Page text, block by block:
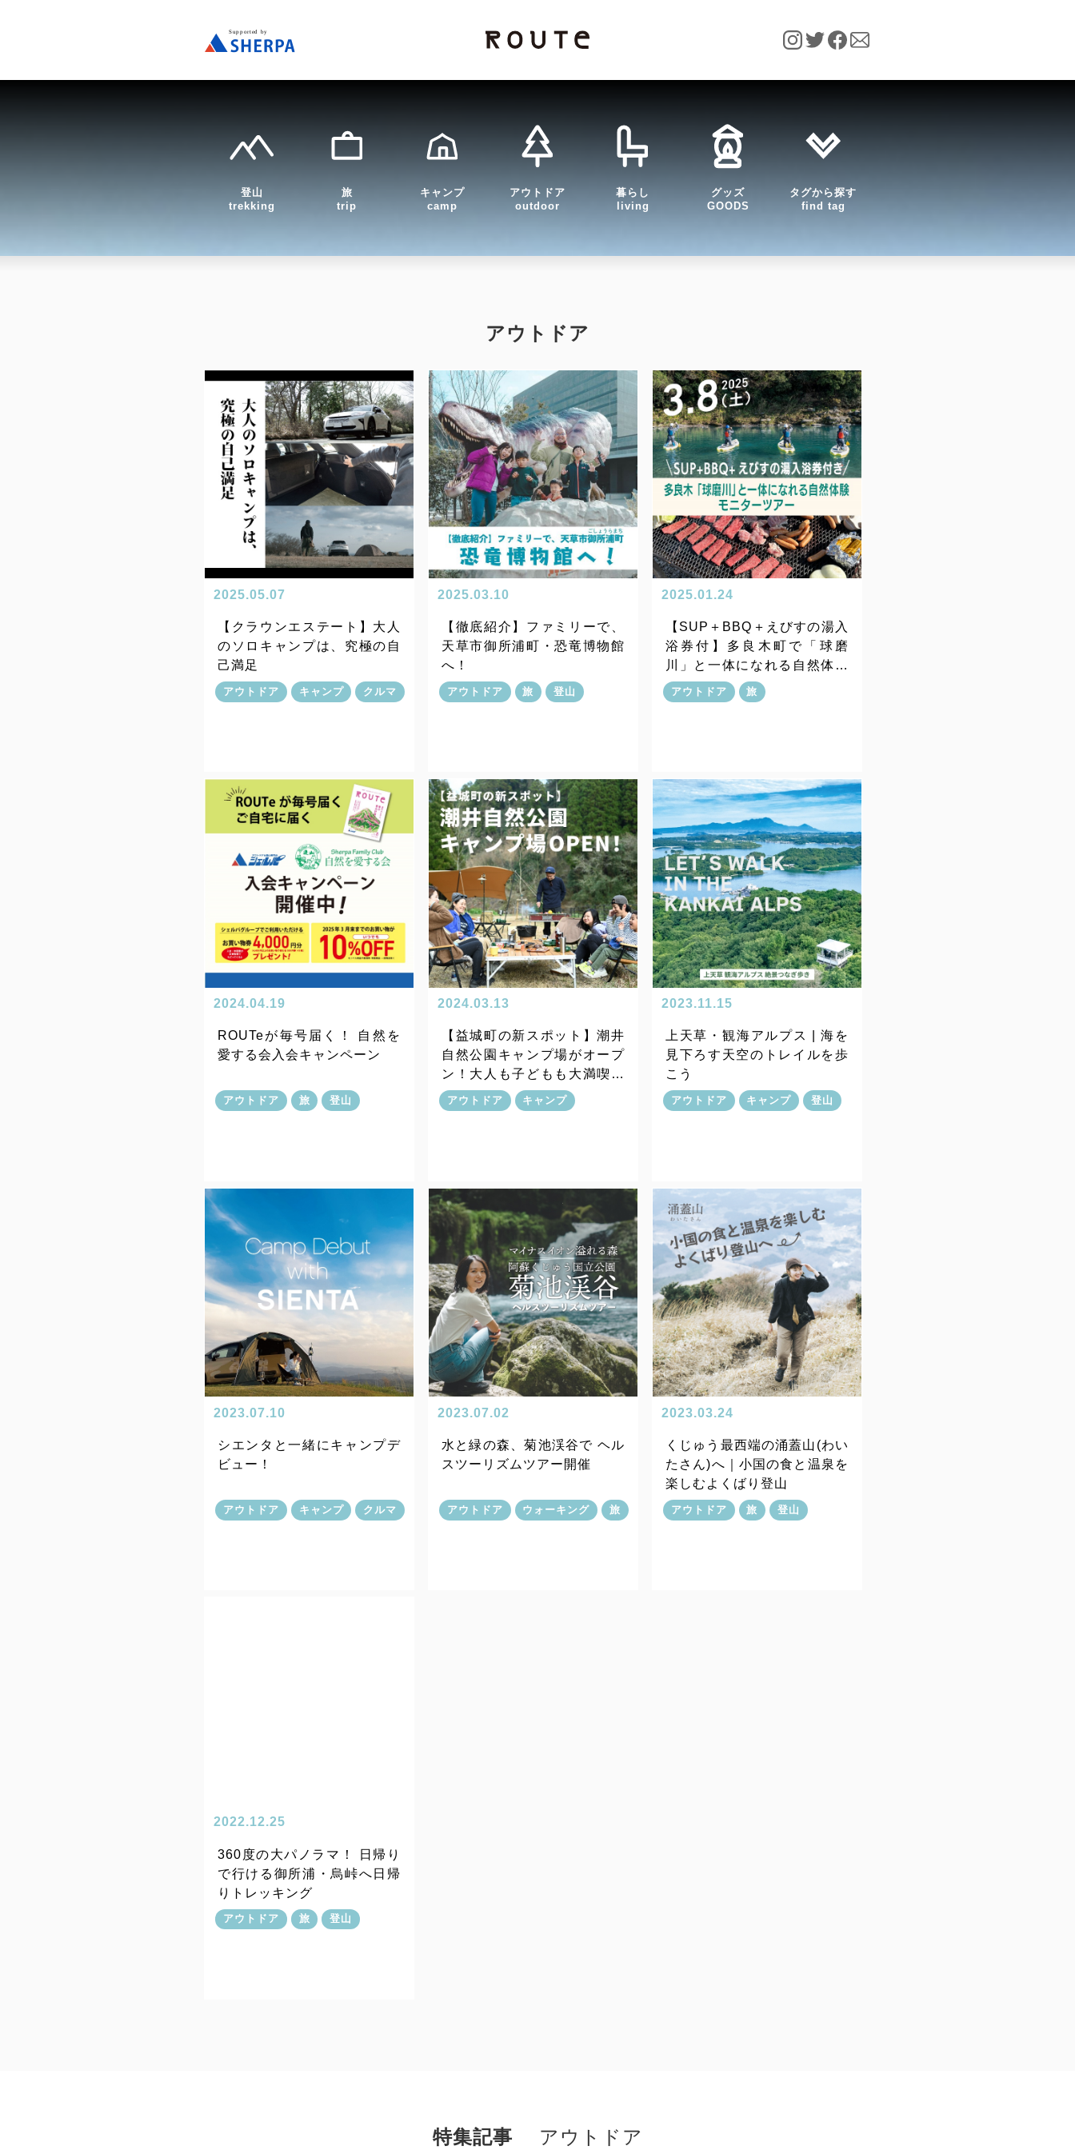
登山
trekking
旅
trip
キャンプ
camp
アウトドア
outdoor
暮らし
living
グッズ
GOODS
タグから探す
find tag
アウトドア
2025.05.07
【クラウンエステート】大人
のソロキャンプは、究極の自
己満足
アウトドア キャンプ クルマ
2025.03.10
【徹底紹介】ファミリーで、
天草市御所浦町・恐竜博物館
へ！
アウトドア 旅 登山
2025.01.24
【SUP＋BBQ＋えびすの湯入
浴券付】多良木町で「球磨
川」と一体になれる自然体験
を！／お得なモニターツアー
のご案内
アウトドア 旅
2024.04.19
ROUTeが毎号届く！ 自然を
愛する会入会キャンペーン
アウトドア 旅 登山
2024.03.13
【益城町の新スポット】潮井
自然公園キャンプ場がオープ
ン！大人も子どもも大満喫な
一日
アウトドア キャンプ
2023.11.15
上天草・観海アルプス | 海を
見下ろす天空のトレイルを歩
こう
アウトドア キャンプ 登山
2023.07.10
シエンタと一緒にキャンプデ
ビュー！
アウトドア キャンプ クルマ
2023.07.02
水と緑の森、菊池渓谷で ヘル
スツーリズムツアー開催
アウトドア ウォーキング 旅
2023.03.24
くじゅう最西端の涌蓋山(わい
たさん)へ｜小国の食と温泉を
楽しむよくばり登山
アウトドア 旅 登山
2022.12.25
360度の大パノラマ！ 日帰り
で行ける御所浦・烏峠へ日帰
りトレッキング
アウトドア 旅 登山
特集記事 アウトドア